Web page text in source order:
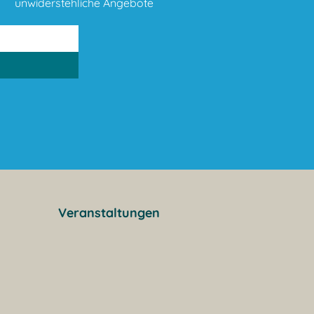
Veranstaltungen